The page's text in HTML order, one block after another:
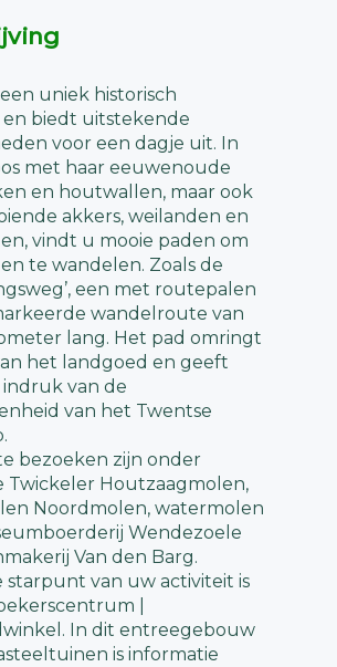
uniek historisch
en biedt uitstekende
voor een dagje uit. In
met haar eeuwenoude
en houtwallen, maar ook
akkers, weilanden en
vindt u mooie paden om
te wandelen. Zoals de
een met routepalen
wandelroute van
lang. Het pad omringt
het landgoed en geeft
indruk van de
van het Twentse
bezoeken zijn onder
Twickeler Houtzaagmolen,
Noordmolen, watermolen
Wendezoele
Van den Barg.
starpunt van uw activiteit is
|
In dit entreegebouw
is informatie